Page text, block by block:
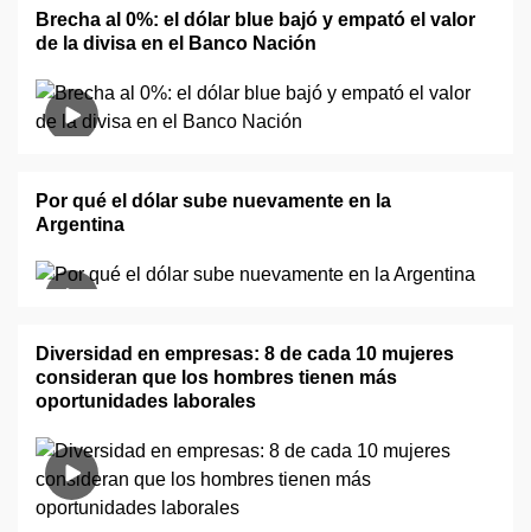
Brecha al 0%: el dólar blue bajó y empató el valor
de la divisa en el Banco Nación
Por qué el dólar sube nuevamente en la
Argentina
Diversidad en empresas: 8 de cada 10 mujeres
consideran que los hombres tienen más
oportunidades laborales